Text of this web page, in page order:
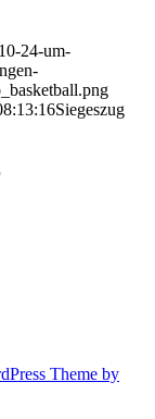
24-um-
Siegeszug
Theme by